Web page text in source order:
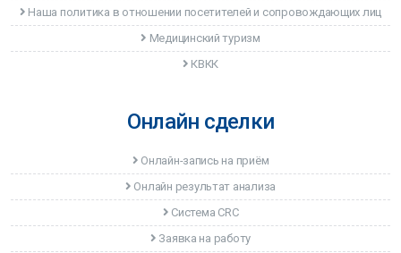
Наша политика в отношении посетителей и сопровождающих лиц
Медицинский туризм
КВКК
Онлайн сделки
Онлайн-запись на приём
Онлайн результат анализа
Система CRC
Заявка на работу